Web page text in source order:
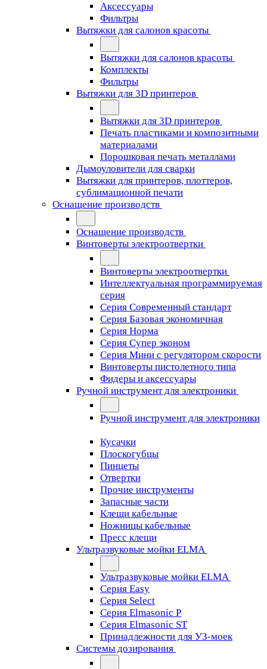
Аксессуары
Фильтры
Вытяжки для салонов красоты
Вытяжки для салонов красоты
Комплекты
Фильтры
Вытяжки для 3D принтеров
Вытяжки для 3D принтеров
Печать пластиками и композитными
материалами
Порошковая печать металлами
Дымоуловители для сварки
Вытяжки для принтеров, плоттеров,
сублимационной печати
Оснащение производств
Оснащение производств
Винтоверты электроотвертки
Винтоверты электроотвертки
Интеллектуальная программируемая
серия
Серия Современный стандарт
Серия Базовая экономичная
Серия Норма
Серия Cупер эконом
Серия Мини с регулятором скорости
Винтоверты пистолетного типа
Фидеры и аксессуары
Ручной инструмент для электроники
Ручной инструмент для электроники
Кусачки
Плоскогубцы
Пинцеты
Отвертки
Прочие инструменты
Запасные части
Клещи кабельные
Ножницы кабельные
Пресс клещи
Ультразвуковые мойки ELMA
Ультразвуковые мойки ELMA
Серия Easy
Серия Select
Серия Elmasonic P
Серия Elmasonic ST
Принадлежности для УЗ-моек
Системы дозирования